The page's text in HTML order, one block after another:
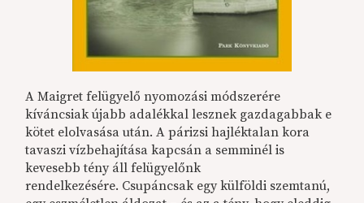
A Maigret felügyelő nyomozási módszerére
kíváncsiak újabb adalékkal lesznek gazdagabbak e
kötet elolvasása után. A párizsi hajléktalan kora
tavaszi vízbehajítása kapcsán a semminél is
kevesebb tény áll felügyelőnk
rendelkezésére. Csupáncsak egy külföldi szemtanú,